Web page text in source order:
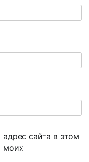
сайта в этом
моих